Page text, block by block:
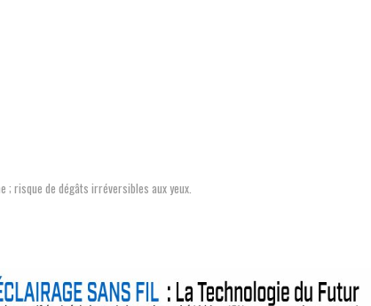
risque de dégâts irréversibles aux yeux.